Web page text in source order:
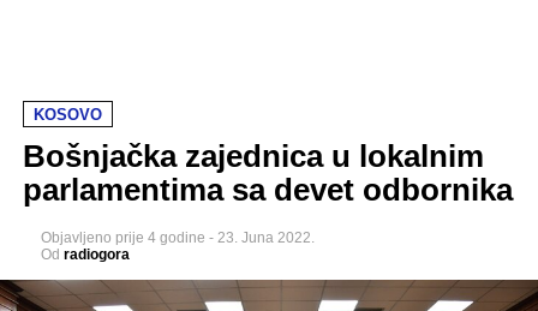
KOSOVO
Bošnjačka zajednica u lokalnim
parlamentima sa devet odbornika
Objavljeno prije 4 godine - 23. Juna 2022.
Od radiogora